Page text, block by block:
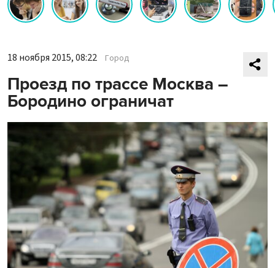
18 ноября 2015, 08:22 Город
Проезд по трассе Москва –
Бородино ограничат